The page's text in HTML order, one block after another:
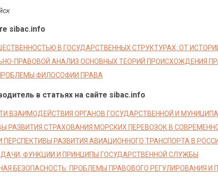
sibac.info
В ГОСУДАРСТВЕННЫХ СТРУКТУРАХ: ОТ
ПРАВОВОЙ АНАЛИЗ ОСНОВНЫХ ТЕОРИЙ ПРОИСХОЖДЕНИЯ
ФИЛОСОФИИ ПРАВА
в статьях на сайте sibac.info
ВЗАИМОДЕЙСТВИЯ ОРГАНОВ ГОСУДАРСТВЕННОЙ И
РАЗВИТИЯ СТРАХОВАНИЯ МОРСКИХ ПЕРЕВОЗОК В
ПЕРСПЕКТИВЫ РАЗВИТИЯ АВИАЦИОННОГО ТРАНСПОРТА В
ФУНКЦИИ И ПРИНЦИПЫ ГОСУДАРСТВЕННОЙ СЛУЖБЫ
БЕЗОПАСНОСТЬ: ПРОБЛЕМЫ ПРАВОВОГО РЕГУЛИРОВАНИЯ И